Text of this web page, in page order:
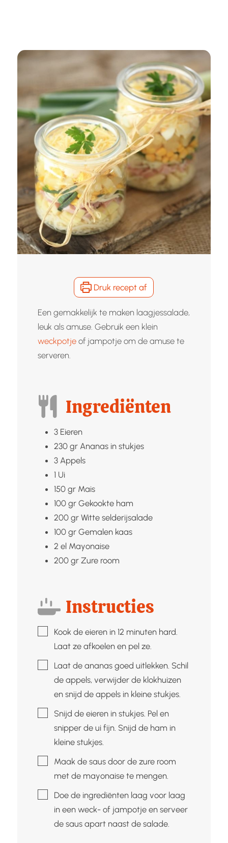
Druk recept af
Een gemakkelijk te maken laagjessalade,
leuk als amuse. Gebruik een klein
weckpotjeof jampotje om de amuse te
serveren.
Ingrediënten
3 Eieren
230 gr Ananas in stukjes
3 Appels
1 Ui
150 gr Mais
100 gr Gekookte ham
200 gr Witte selderijsalade
100 gr Gemalen kaas
2 el Mayonaise
200 gr Zure room
Instructies
▢Kook de eieren in 12 minuten hard.
Laat ze afkoelen en pel ze.
▢Laat de ananas goed uitlekken. Schil
de appels, verwijder de klokhuizen
en snijd de appels in kleine stukjes.
▢Snijd de eieren in stukjes. Pel en
snipper de ui fijn. Snijd de ham in
kleine stukjes.
▢Maak de saus door de zure room
met de mayonaise te mengen.
▢Doe de ingrediënten laag voor laag
in een weck- of jampotje en serveer
de saus apart naast de salade.